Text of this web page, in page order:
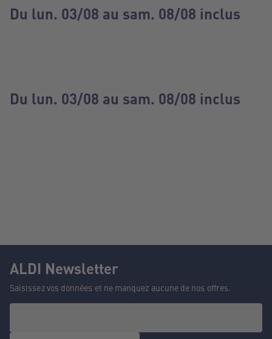
Du lun. 03/08 au sam. 08/08 inclus
Du lun. 03/08 au sam. 08/08 inclus
ALDI Newsletter
Saisissez vos données et ne manquez aucune de nos offres.